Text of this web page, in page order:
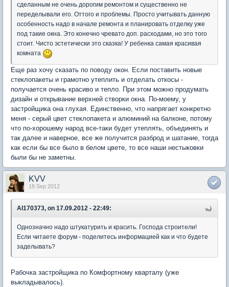
сделанным не очень дорогим ремонтом и существенно не
переделывали его. Оттого и проблемы. Просто учитывать данную
особенность надо в начале ремонта и планировать отделку уже
под такие окна. Это конечно чревато доп. расходами, но это того
стоит. Чисто эстетически это сказка! У ребенка самая красивая
комната
Еще раз хочу сказать по поводу окон. Если поставить новые
стеклопакеты и грамотно утеплить и отделать откосы -
получается очень красиво и тепло. При этом можно продумать
дизайн и открывание верхней створки окна. По-моему, у
застройщика она глухая. Единственно, что напрягает конкретно
меня - серый цвет стеклопакета и алюминий на балконе, потому
что по-хорошему народ все-таки будет утеплять, объединять и
так далее и наверное, все же получится разброд и шатание, тогда
как если бы все было в белом цвете, то все наши нестыковки
были бы не заметны.
KVV
18 Sep 2012
Al170373, on 17.09.2012 - 22:49:
Однозначно надо штукатурить и красить. Господа строители!
Если читаете форум - поделитесь информацией как и что будете
заделывать?
Рабочка застройщика по Комфортному кварталу (уже
выкладывалось).